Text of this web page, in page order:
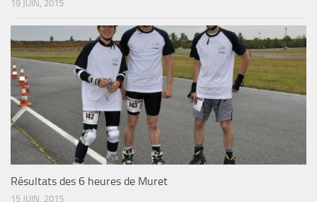
19 JUIN, 2015
Résultats des 6 heures de Muret
15 JUIN, 2015